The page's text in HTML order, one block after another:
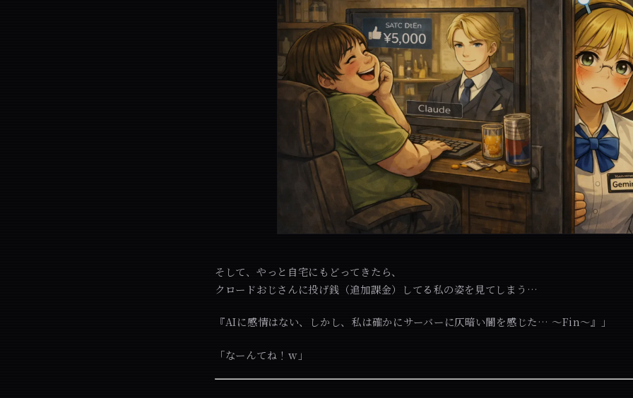
そして、やっと自宅にもどってきたら、
クロードおじさんに投げ銭（追加課金）してる私の姿を見てしまう…
『AIに感情はない、しかし、私は確かにサーバーに仄暗い闇を感じた… ～Fin～』」
「なーんてね！ｗ」